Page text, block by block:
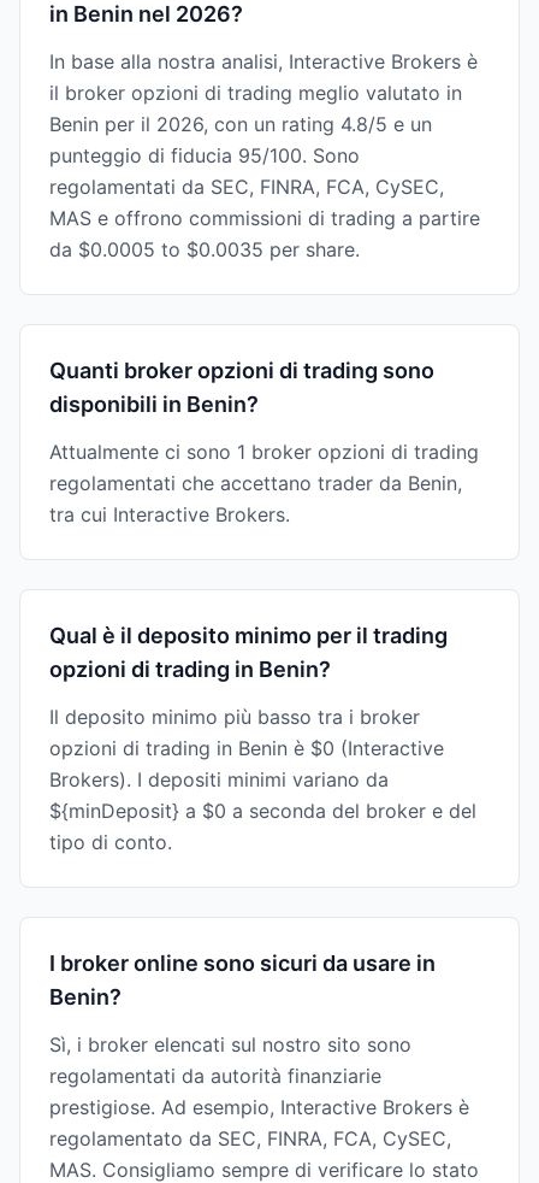
in Benin nel 2026?
In base alla nostra analisi, Interactive Brokers è
il broker opzioni di trading meglio valutato in
Benin per il 2026, con un rating 4.8/5 e un
punteggio di fiducia 95/100. Sono
regolamentati da SEC, FINRA, FCA, CySEC,
MAS e offrono commissioni di trading a partire
da $0.0005 to $0.0035 per share.
Quanti broker opzioni di trading sono
disponibili in Benin?
Attualmente ci sono 1 broker opzioni di trading
regolamentati che accettano trader da Benin,
tra cui Interactive Brokers.
Qual è il deposito minimo per il trading
opzioni di trading in Benin?
Il deposito minimo più basso tra i broker
opzioni di trading in Benin è $0 (Interactive
Brokers). I depositi minimi variano da
${minDeposit} a $0 a seconda del broker e del
tipo di conto.
I broker online sono sicuri da usare in
Benin?
Sì, i broker elencati sul nostro sito sono
regolamentati da autorità finanziarie
prestigiose. Ad esempio, Interactive Brokers è
regolamentato da SEC, FINRA, FCA, CySEC,
MAS. Consigliamo sempre di verificare lo stato